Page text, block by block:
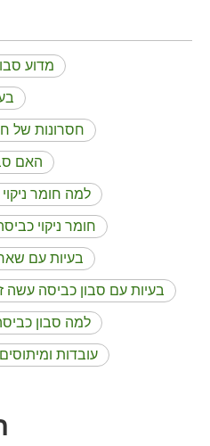
מדוע
חסרונות של
האם
למה חומר
חומר ניקוי
בעיות עם
בעיות עם סבון כביסה עשה
למה סבון
עובדות